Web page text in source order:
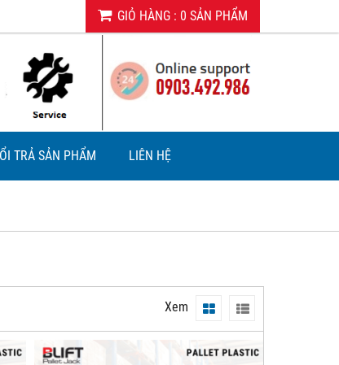
GIỎ HÀNG : 0 SẢN PHẨM
TRẢ SẢN PHẨM LIÊN HỆ
Xem